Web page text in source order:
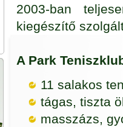
2003-ban
kiegészítő
A Park
11 salakos
tágas, tiszta
masszázs,